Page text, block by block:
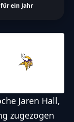
ein Jahr
Jaren Hall,
zugezogen